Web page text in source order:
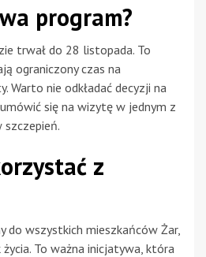
program?
trwał do 28 listopada. To
ograniczony czas na
nie odkładać decyzji na
się na wizytę w jednym z
z
do wszystkich mieszkańców Żar,
To ważna inicjatywa, która